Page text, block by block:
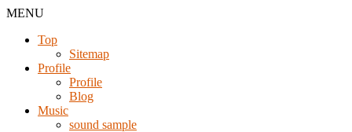
MENU
Top
Sitemap
Profile
Profile
Blog
Music
sound sample